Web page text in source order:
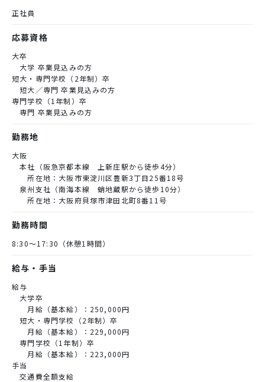
正社員
応募資格
大卒
大学 卒業見込みの方
短大・専門学校（2年制）卒
短大／専門 卒業見込みの方
専門学校（1年制）卒
専門 卒業見込みの方
勤務地
大阪
本社（阪急京都本線 上新庄駅から徒歩4分）
所在地：大阪市東淀川区豊新3丁目25番18号
泉州支社（南海本線 蛸地蔵駅から徒歩10分）
所在地：大阪府貝塚市津田北町8番11号
勤務時間
8:30～17:30（休憩1時間）
給与・手当
給与
大学卒
月給（基本給）：250,000円
短大・専門学校（2年制）卒
月給（基本給）：229,000円
専門学校（1年制）卒
月給（基本給）：223,000円
手当
交通費全額支給